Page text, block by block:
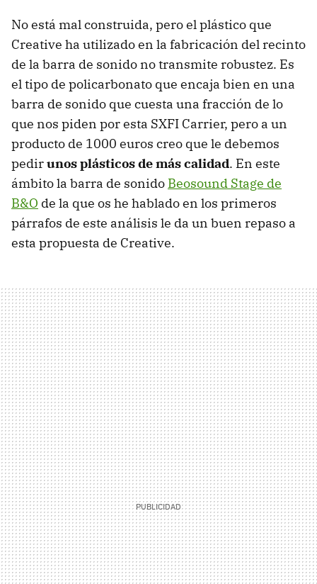
No está mal construida, pero el plástico que
Creative ha utilizado en la fabricación del recinto
de la barra de sonido no transmite robustez. Es
el tipo de policarbonato que encaja bien en una
barra de sonido que cuesta una fracción de lo
que nos piden por esta SXFI Carrier, pero a un
producto de 1000 euros creo que le debemos
pedirunos plásticos de más calidad. En este
ámbito la barra de sonido Beosound Stage de
B&O de la que os he hablado en los primeros
párrafos de este análisis le da un buen repaso a
esta propuesta de Creative.